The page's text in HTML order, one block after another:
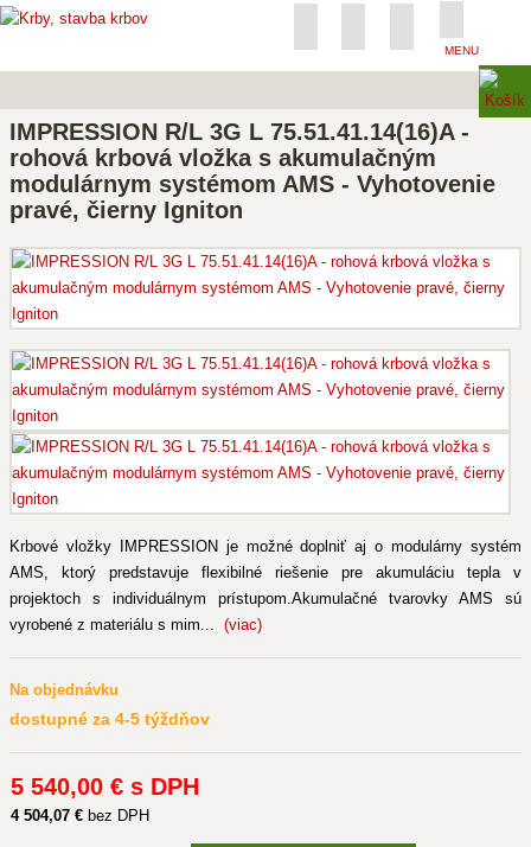
MENU
IMPRESSION R/L 3G L 75.51.41.14(16)A -
rohová krbová vložka s akumulačným
modulárnym systémom AMS - Vyhotovenie
pravé, čierny Igniton
Krbové vložky IMPRESSION je možné doplniť aj o modulárny systém
AMS, ktorý predstavuje flexibilné riešenie pre akumuláciu tepla v
projektoch s individuálnym prístupom.Akumulačné tvarovky AMS sú
vyrobené z materiálu s mim... (viac)
Na objednávku
dostupné za 4-5 týždňov
5 540,00 € s DPH
4 504,07 € bez DPH